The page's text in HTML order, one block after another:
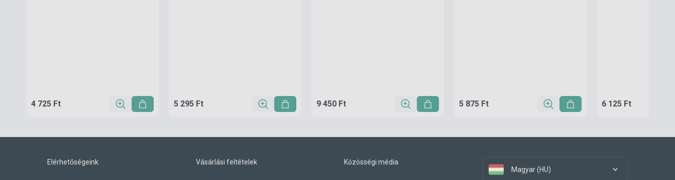
4 725 Ft 5 295 Ft 9 450 Ft 5 875 Ft 6 125 Ft
Elérhetőségeink Vásárlási feltételek
Közösségi média
Magyar (HU)